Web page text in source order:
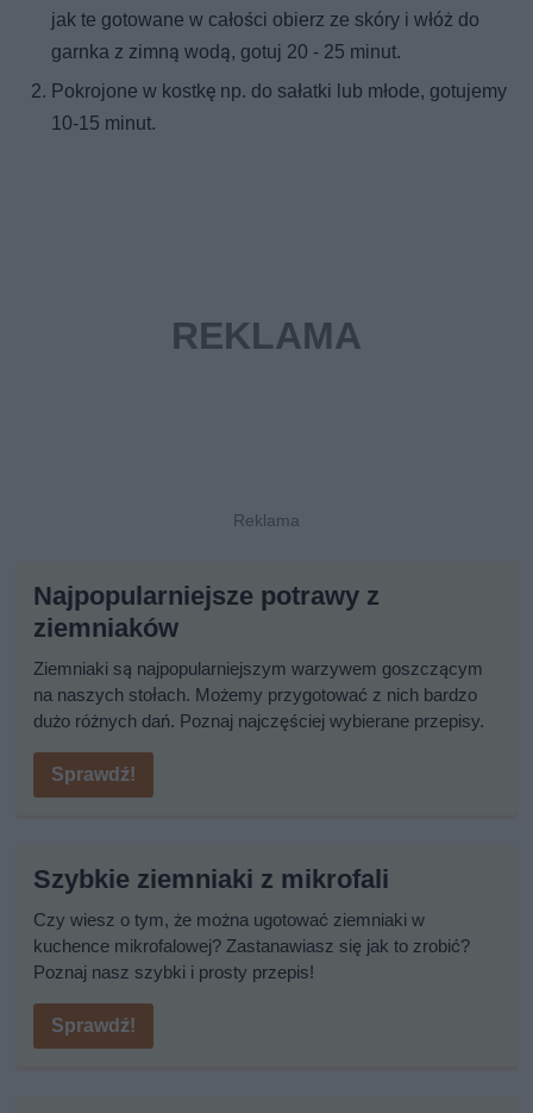
jak te gotowane w całości obierz ze skóry i włóż do
garnka z zimną wodą, gotuj 20 - 25 minut.
Pokrojone w kostkę np. do sałatki lub młode, gotujemy
10-15 minut.
Najpopularniejsze potrawy z
ziemniaków
Ziemniaki są najpopularniejszym warzywem goszczącym
na naszych stołach. Możemy przygotować z nich bardzo
dużo różnych dań. Poznaj najczęściej wybierane przepisy.
Sprawdź!
Szybkie ziemniaki z mikrofali
Czy wiesz o tym, że można ugotować ziemniaki w
kuchence mikrofalowej? Zastanawiasz się jak to zrobić?
Poznaj nasz szybki i prosty przepis!
Sprawdź!